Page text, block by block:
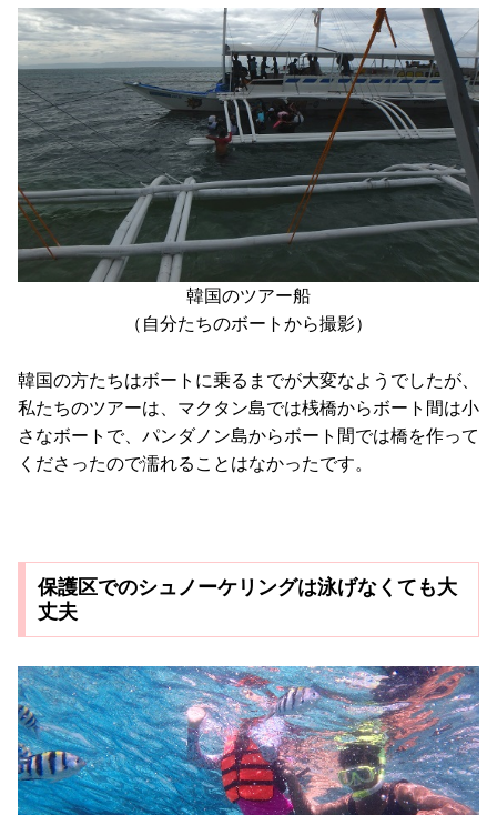
韓国のツアー船
（自分たちのボートから撮影）
韓国の方たちはボートに乗るまでが大変なようでしたが、
私たちのツアーは、マクタン島では桟橋からボート間は小
さなボートで、パンダノン島からボート間では橋を作って
くださったので濡れることはなかったです。
保護区でのシュノーケリングは泳げなくても大
丈夫